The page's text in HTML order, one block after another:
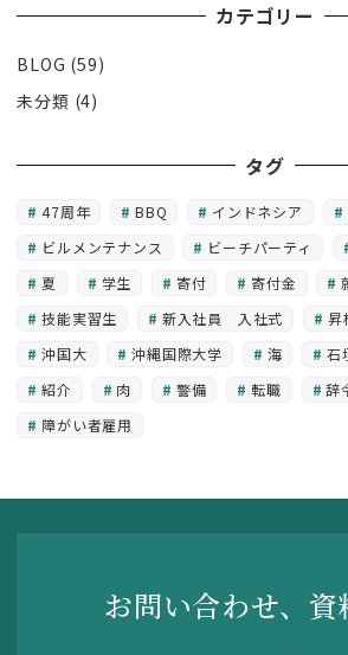
ブ
カテゴリー
BLOG (59)
未分類 (4)
タグ
47周年 BBQ インドネシア
ビルメンテナンス
ビーチパーティ
夏
学生 寄付 寄付金
技能実習生
新入社員 入社式 昇
沖国大
沖縄国際大学 海 石
紹介
肉 警備 転職 辞
障がい者雇用
お問い合わせ、資